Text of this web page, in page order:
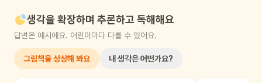
생각을 확장하며 추론하고 독해해요
답변은 예시에요. 어린이마다 다를 수 있어요.
그림책을 상상해 봐요 내 생각은 어떤가요?